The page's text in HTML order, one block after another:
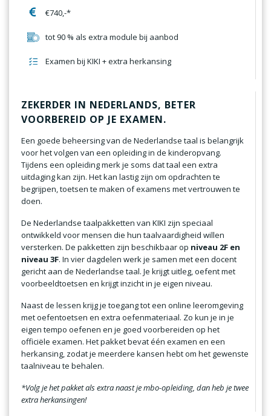
€740,-*
tot 90 % als extra module bij aanbod
Examen bij KIKI + extra herkansing
ZEKERDER IN NEDERLANDS, BETER
VOORBEREID OP JE EXAMEN.
Een goede beheersing van de Nederlandse taal is belangrijk
voor het volgen van een opleiding in de kinderopvang.
Tijdens een opleiding merk je soms dat taal een extra
uitdaging kan zijn. Het kan lastig zijn om opdrachten te
begrijpen, toetsen te maken of examens met vertrouwen te
doen.
De Nederlandse taalpakketten van KIKI zijn speciaal
ontwikkeld voor mensen die hun taalvaardigheid willen
versterken. De pakketten zijn beschikbaar op niveau 2F en
niveau 3F. In vier dagdelen werk je samen met een docent
gericht aan de Nederlandse taal. Je krijgt uitleg, oefent met
voorbeeldtoetsen en krijgt inzicht in je eigen niveau.
Naast de lessen krijg je toegang tot een online leeromgeving
met oefentoetsen en extra oefenmateriaal. Zo kun je in je
eigen tempo oefenen en je goed voorbereiden op het
officiële examen. Het pakket bevat één examen en een
herkansing, zodat je meerdere kansen hebt om het gewenste
taalniveau te behalen.
*Volg je het pakket als extra naast je mbo-opleiding, dan heb je twee
extra herkansingen!